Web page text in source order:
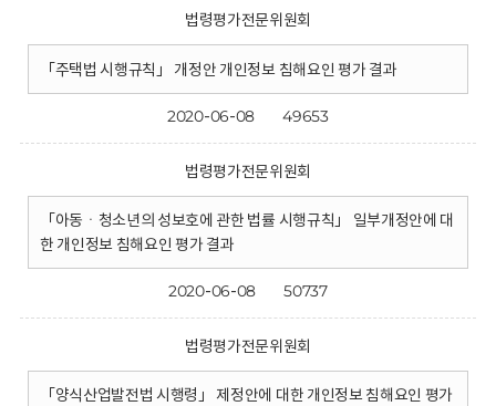
법령평가전문위원회
「주택법 시행규칙」 개정안 개인정보 침해요인 평가 결과
2020-06-08 49653
법령평가전문위원회
「아동ㆍ청소년의 성보호에 관한 법률 시행규칙」 일부개정안에 대
한 개인정보 침해요인 평가 결과
2020-06-08 50737
법령평가전문위원회
「양식산업발전법 시행령」 제정안에 대한 개인정보 침해요인 평가